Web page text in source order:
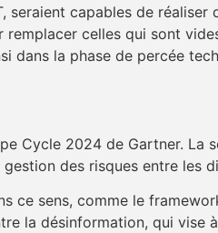
seraient capables de
celles qui sont
dans la phase de percée
Cycle 2024 de Gartner. La
des risques entre les
ce sens, comme le
la désinformation, qui vise